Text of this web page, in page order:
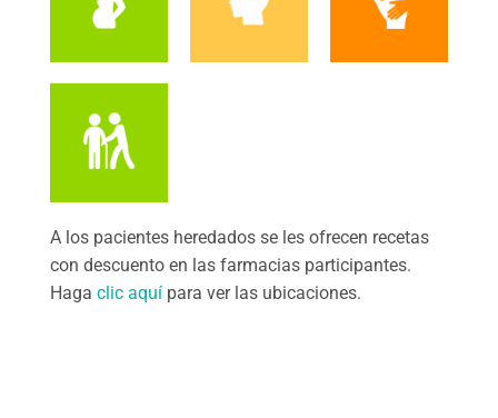
A los pacientes heredados se les ofrecen recetas
con descuento en las farmacias participantes.
Haga clic aquípara ver las ubicaciones.